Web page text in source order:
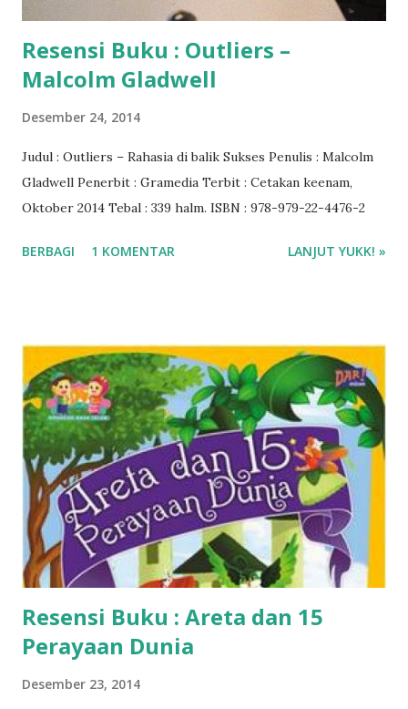
Resensi Buku : Outliers –
Malcolm Gladwell
Desember 24, 2014
Judul : Outliers – Rahasia di balik Sukses Penulis : Malcolm
Gladwell Penerbit : Gramedia Terbit : Cetakan keenam,
Oktober 2014 Tebal : 339 halm. ISBN : 978-979-22-4476-2
BERBAGI 1 KOMENTAR LANJUT YUKK! »
Resensi Buku : Areta dan 15
Perayaan Dunia
Desember 23, 2014